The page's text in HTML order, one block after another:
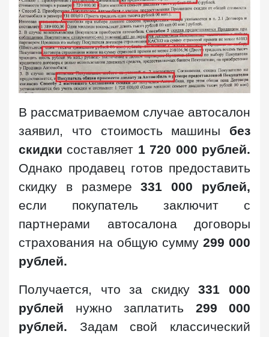
В рассматриваемом случае автосалон
заявил, что стоимость машины без
скидки составляет 1 720 000 рублей.
Однако продавец готов предоставить
скидку в размере331 000 рублей,
если покупатель заключит с
партнерами автосалона договоры
страхования на общую сумму 299 000
рублей.
Получается, что за скидку331 000
рублей нужно заплатить 299 000
рублей. Задам свой классический